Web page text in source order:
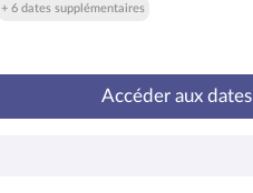
+ 6 dates supplémentaires
Accéder aux dates